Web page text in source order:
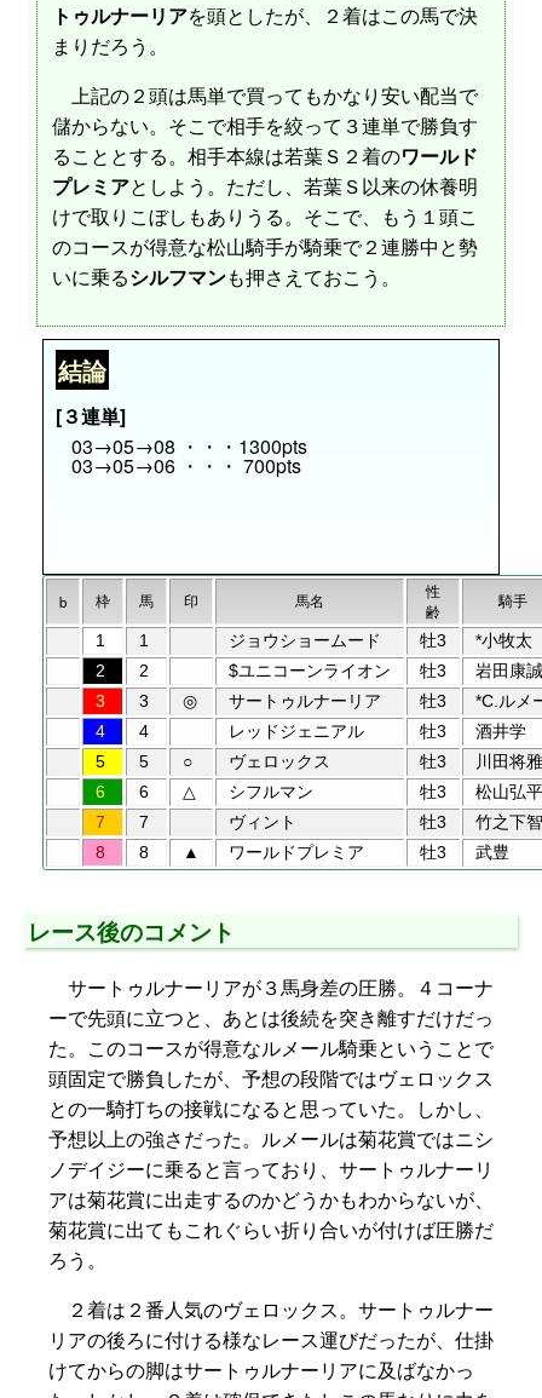
トゥルナーリアを頭としたが、２着はこの馬で決
まりだろう。
上記の２頭は馬単で買ってもかなり安い配当で
儲からない。そこで相手を絞って３連単で勝負す
ることとする。相手本線は若葉Ｓ２着のワールド
プレミアとしよう。ただし、若葉Ｓ以来の休養明
けで取りこぼしもありうる。そこで、もう１頭こ
のコースが得意な松山騎手が騎乗で２連勝中と勢
いに乗るシルフマンも押さえておこう。
結論
[３連単]
03→05→08 ・・・1300pts
03→05→06 ・・・ 700pts
b 枠 馬 印 馬名
性
齢
騎手
1 1 ジョウショームード 牡3
*小牧太
2
2 $ユニコーンライオン 牡3
岩田康誠
3
3 ◎ サートゥルナーリア 牡3
*C.ルメ
4
4 レッドジェニアル 牡3
酒井学
5
5 ○ ヴェロックス 牡3
川田将雅
6
6 △ シフルマン 牡3
松山弘平
7
7 ヴィント 牡3
竹之下智
8
8 ▲ ワールドプレミア 牡3 武豊
レース後のコメント
サートゥルナーリアが３馬身差の圧勝。４コーナ
ーで先頭に立つと、あとは後続を突き離すだけだっ
た。このコースが得意なルメール騎乗ということで
頭固定で勝負したが、予想の段階ではヴェロックス
との一騎打ちの接戦になると思っていた。しかし、
予想以上の強さだった。ルメールは菊花賞ではニシ
ノデイジーに乗ると言っており、サートゥルナーリ
アは菊花賞に出走するのかどうかもわからないが、
菊花賞に出てもこれぐらい折り合いが付けば圧勝だ
ろう。
２着は２番人気のヴェロックス。サートゥルナー
リアの後ろに付ける様なレース運びだったが、仕掛
けてからの脚はサートゥルナーリアに及ばなかっ